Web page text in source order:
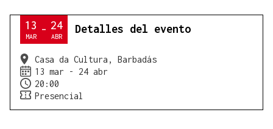
13
MAR
- 24
ABR
Detalles del evento
Casa da Cultura, Barbadás
13 mar - 24 abr
20:00
Presencial